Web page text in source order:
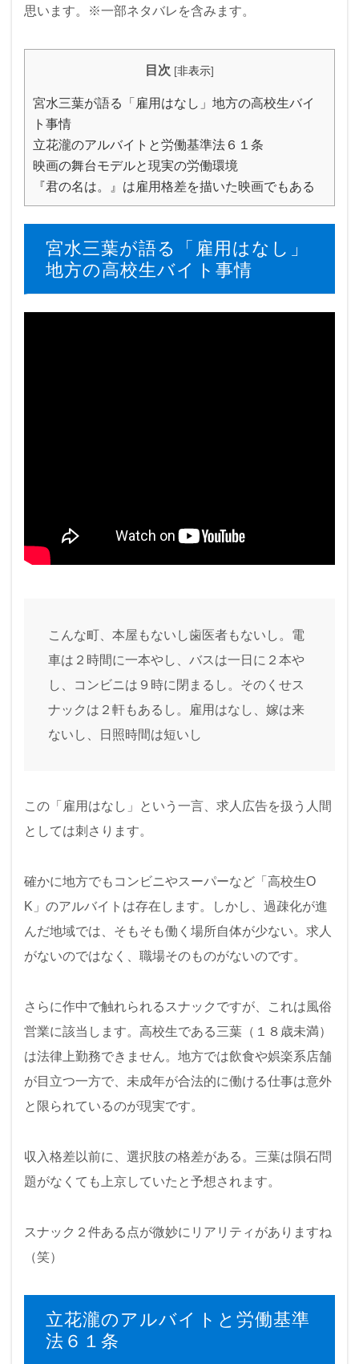
思います。※一部ネタバレを含みます。
目次 [非表示]
宮水三葉が語る「雇用はなし」地方の高校生バイ
ト事情
立花瀧のアルバイトと労働基準法６１条
映画の舞台モデルと現実の労働環境
『君の名は。』は雇用格差を描いた映画でもある
宮水三葉が語る「雇用はなし」
地方の高校生バイト事情
こんな町、本屋もないし歯医者もないし。電
車は２時間に一本やし、バスは一日に２本や
し、コンビニは９時に閉まるし。そのくせス
ナックは２軒もあるし。雇用はなし、嫁は来
ないし、日照時間は短いし
この「雇用はなし」という一言、求人広告を扱う人間
としては刺さります。
確かに地方でもコンビニやスーパーなど「高校生O
K」のアルバイトは存在します。しかし、過疎化が進
んだ地域では、そもそも働く場所自体が少ない。求人
がないのではなく、職場そのものがないのです。
さらに作中で触れられるスナックですが、これは風俗
営業に該当します。高校生である三葉（１８歳未満）
は法律上勤務できません。地方では飲食や娯楽系店舗
が目立つ一方で、未成年が合法的に働ける仕事は意外
と限られているのが現実です。
収入格差以前に、選択肢の格差がある。三葉は隕石問
題がなくても上京していたと予想されます。
スナック２件ある点が微妙にリアリティがありますね
（笑）
立花瀧のアルバイトと労働基準
法６１条